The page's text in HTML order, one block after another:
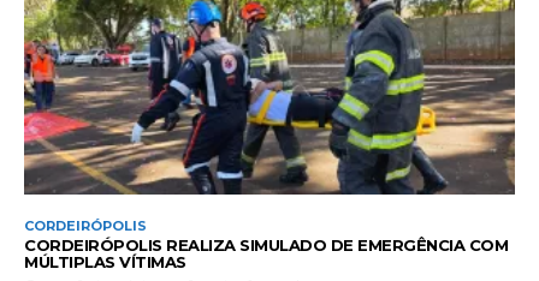
CORDEIRÓPOLIS
CORDEIRÓPOLIS REALIZA SIMULADO DE EMERGÊNCIA COM
MÚLTIPLAS VÍTIMAS